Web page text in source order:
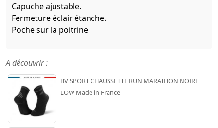
Capuche ajustable.
Fermeture éclair étanche.
Poche sur la poitrine
A découvrir :
BV SPORT CHAUSSETTE RUN MARATHON NOIRE
LOW Made in France